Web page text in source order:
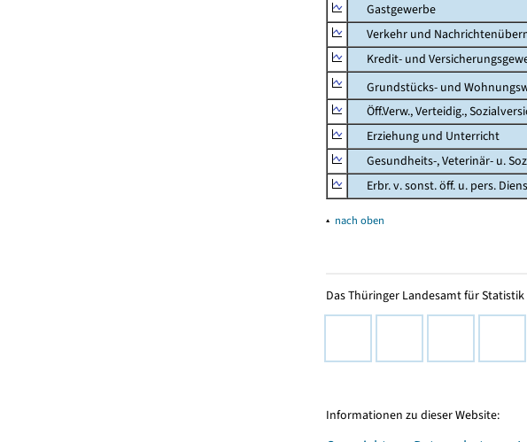
Gastgewerbe
Verkehr und
Kredit- und
Grundstücks- und
Öff.Verw., Verteidig.,
Erziehung und Unterricht
Gesundheits-, Veterinär- u.
Erbr. v. sonst. öff. u. pers.
▴ nach oben
Das Thüringer Landesamt für
Informationen zu dieser Website: